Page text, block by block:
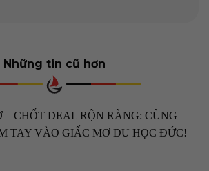
Những tin cũ hơn